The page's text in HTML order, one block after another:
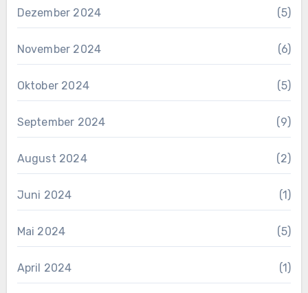
Dezember 2024 (5)
November 2024 (6)
Oktober 2024 (5)
September 2024 (9)
August 2024 (2)
Juni 2024 (1)
Mai 2024 (5)
April 2024 (1)